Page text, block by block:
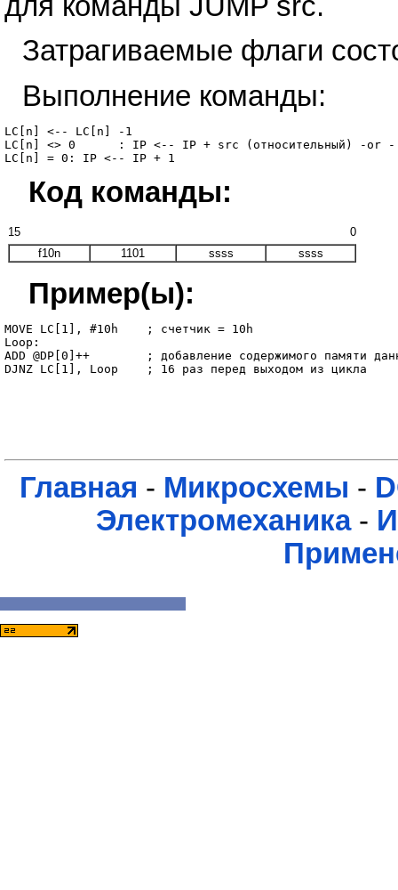
Затрагиваемые флаги
Выполнение команды:
LC[n] <-- LC[n] -1
LC[n] <> 0	: IP <-- IP + src (относительный) -or - src (абсолютный)
Код команды:
15
0
f10n
1101 ssss ssss
Пример(ы):
MOVE LC[1], #10h    ; счетчик = 10h
Loop:
ADD @DP[0]++        ; добавление содержимого памяти
Главная - Микросхемы -
Электромеханика-